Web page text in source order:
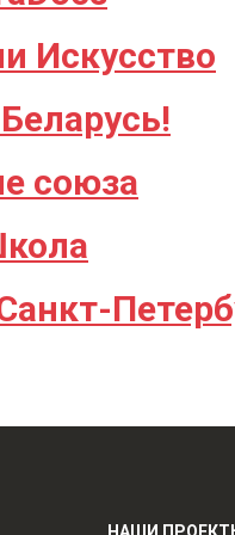
Искусство
союза